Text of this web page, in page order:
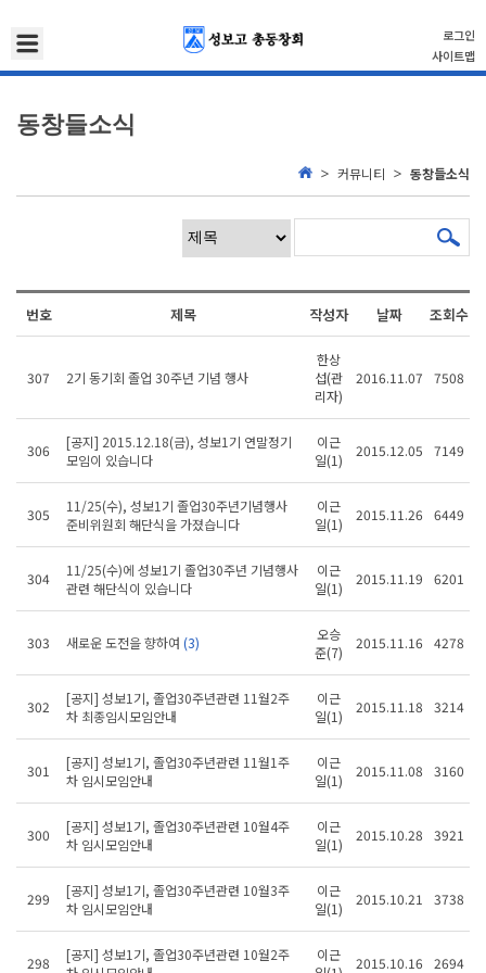
로그인
사이트맵
동창들소식
커뮤니티 동창들소식
번호 제목 작성자 날짜 조회수
307 2기 동기회 졸업 30주년 기념 행사
한상
섭(관
리자)
2016.11.07 7508
306
[공지] 2015.12.18(금), 성보1기 연말정기
모임이 있습니다
이근
일(1)
2015.12.05 7149
305
11/25(수), 성보1기 졸업30주년기념행사
준비위원회 해단식을 가졌습니다
이근
일(1)
2015.11.26 6449
304
11/25(수)에 성보1기 졸업30주년 기념행사
관련 해단식이 있습니다
이근
일(1)
2015.11.19 6201
303 새로운 도전을 향하여 (3)
오승
준(7)
2015.11.16 4278
302
[공지] 성보1기, 졸업30주년관련 11월2주
차 최종임시모임안내
이근
일(1)
2015.11.18 3214
301
[공지] 성보1기, 졸업30주년관련 11월1주
차 임시모임안내
이근
일(1)
2015.11.08 3160
300
[공지] 성보1기, 졸업30주년관련 10월4주
차 임시모임안내
이근
일(1)
2015.10.28 3921
299
[공지] 성보1기, 졸업30주년관련 10월3주
차 임시모임안내
이근
일(1)
2015.10.21 3738
298
[공지] 성보1기, 졸업30주년관련 10월2주
이근
2015.10.16 2694